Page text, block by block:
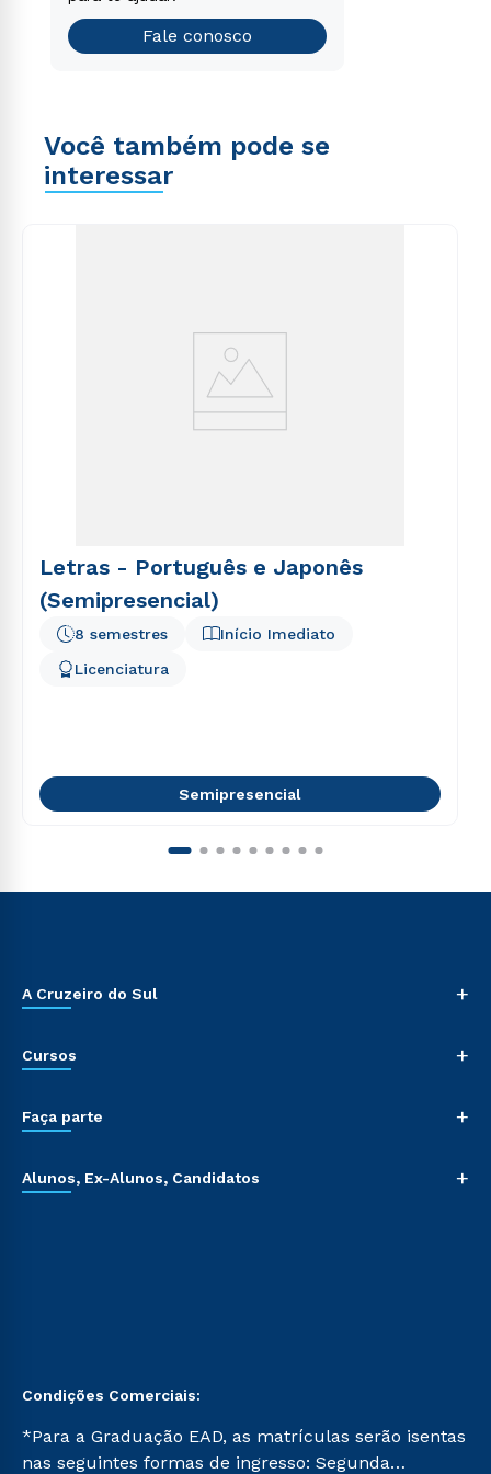
Teste vocacional
Fale conosco
Você também pode se
interessar
Letras - Português e Japonês
(Semipresencial)
Início Imediato
8 semestres
Licenciatura
Semipresencial
A Cruzeiro do Sul +
Cursos +
Faça parte +
Alunos, Ex-Alunos, Candidatos +
Condições Comerciais:
*Para a Graduação EAD, as matrículas serão isentas
nas seguintes formas de ingresso: Segunda